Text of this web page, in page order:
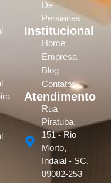
De
Persianas
Institucional
Home
Empresa
Blog
Contatos
Atendimento
Rua
Piratuba,
151 - Rio
Morto,
Indaial - SC,
89082-253